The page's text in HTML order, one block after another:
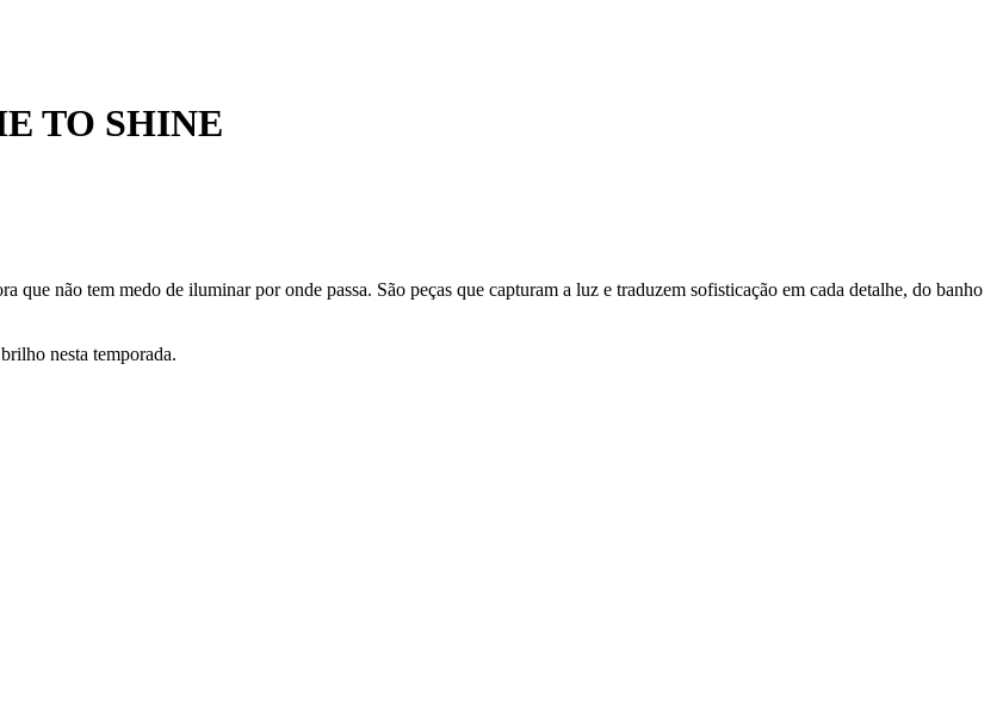
TO SHINE
não tem medo de iluminar por onde passa. São peças que capturam a luz e traduzem sofisticação em cada detalhe, do banho
nesta temporada.